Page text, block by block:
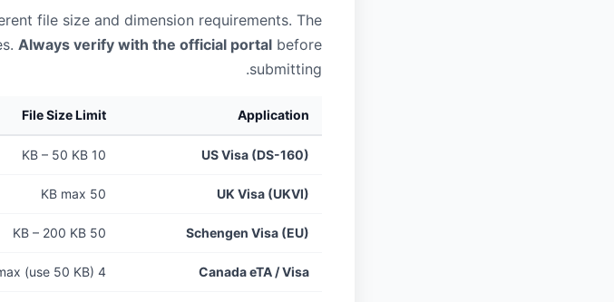
file size and dimension requirements. The
Always verify with the official portal before
submitting.
Application
File Size Limit
US Visa (DS-160)
10 KB – 50 KB
UK Visa (UKVI)
50 KB max
Schengen Visa (EU)
50 KB – 200 KB
Canada eTA / Visa
4 MB max (use 50 KB)